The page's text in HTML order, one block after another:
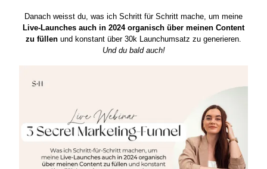
Danach weisst du, was ich Schritt für Schritt mache, um meine
Live-Launches auch in 2024 organisch über meinen Content
zu füllen und konstant über 30k Launchumsatz zu generieren.
Und du bald auch!